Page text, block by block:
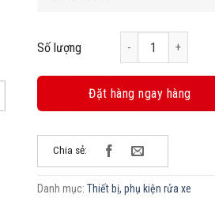
Số lượng Súng xì khô số lượng
Đặt hàng ngay hàng
Chia sẻ:
Danh mục: Thiết bị, phụ kiện rửa xe